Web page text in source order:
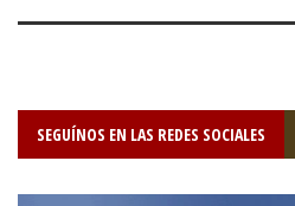
SEGUÍNOS EN LAS REDES SOCIALES